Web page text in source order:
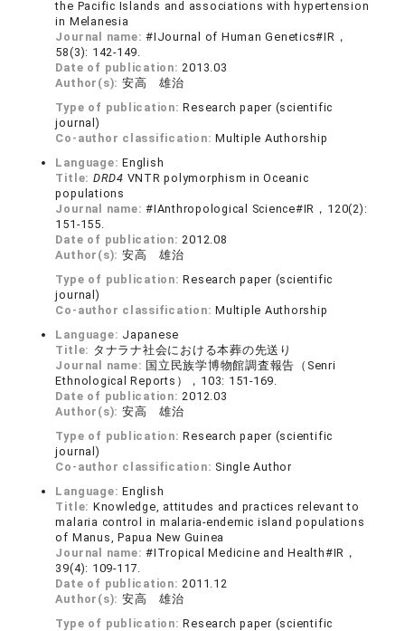
the Pacific Islands and associations with hypertension
in Melanesia
Journal name:#IJournal of Human Genetics#IR，
58(3): 142-149.
Date of publication:2013.03
Author(s): 安高 雄治
Type of publication:Research paper (scientific
journal)
Co-author classification:Multiple Authorship
Language:English
Title: DRD4 VNTR polymorphism in Oceanic
populations
Journal name:#IAnthropological Science#IR，120(2):
151-155.
Date of publication:2012.08
Author(s): 安高 雄治
Type of publication:Research paper (scientific
journal)
Co-author classification:Multiple Authorship
Language: Japanese
Title: タナラナ社会における本葬の先送り
Journal name: 国立民族学博物館調査報告（Senri
Ethnological Reports），103: 151-169.
Date of publication:2012.03
Author(s): 安高 雄治
Type of publication:Research paper (scientific
journal)
Co-author classification: Single Author
Language:English
Title: Knowledge, attitudes and practices relevant to
malaria control in malaria-endemic island populations
of Manus, Papua New Guinea
Journal name:#ITropical Medicine and Health#IR，
39(4): 109-117.
Date of publication:2011.12
Author(s): 安高 雄治
Type of publication:Research paper (scientific